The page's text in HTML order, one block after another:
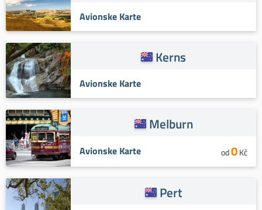
Avionske Karte
Kerns
Avionske Karte
Melburn
Avionske Karte od0Kč
Pert